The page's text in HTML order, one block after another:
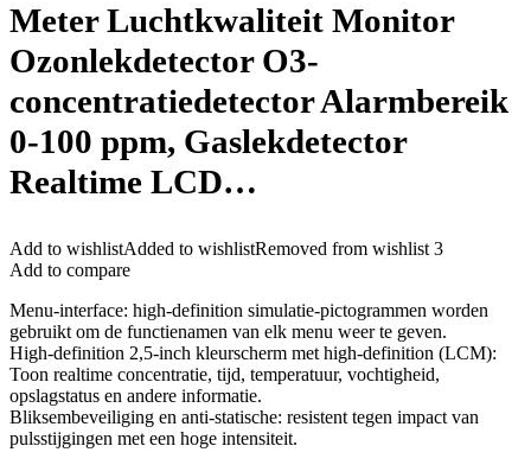
Meter Luchtkwaliteit Monitor
Ozonlekdetector O3-
concentratiedetector Alarmbereik
0-100 ppm, Gaslekdetector
Realtime LCD…
Add to wishlistAdded to wishlistRemoved from wishlist 3
Add to compare
Menu-interface: high-definition simulatie-pictogrammen worden
gebruikt om de functienamen van elk menu weer te geven.
High-definition 2,5-inch kleurscherm met high-definition (LCM):
Toon realtime concentratie, tijd, temperatuur, vochtigheid,
opslagstatus en andere informatie.
Bliksembeveiliging en anti-statische: resistent tegen impact van
pulsstijgingen met een hoge intensiteit.